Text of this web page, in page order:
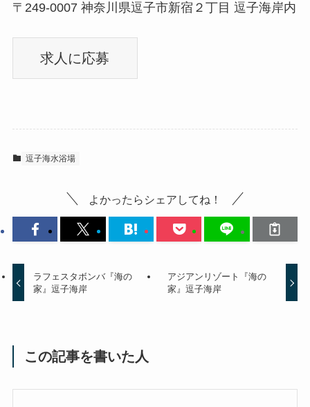
〒249-0007 神奈川県逗子市新宿２丁目 逗子海岸内
逗子海水浴場
よかったらシェアしてね！
ラフェスタボンバ『海の
家』逗子海岸
アジアンリゾート『海の
家』逗子海岸
この記事を書いた人